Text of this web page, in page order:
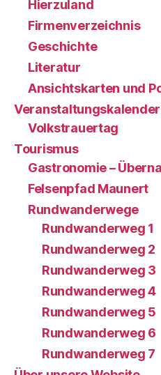
Hierzuland
Firmenverzeichnis
Geschichte
Literatur
Ansichtskarten und
Veranstaltungskalender
Volkstrauertag
Tourismus
Gastronomie –
Felsenpfad Maunert
Rundwanderwege
Rundwanderweg 1
Rundwanderweg 2
Rundwanderweg 3
Rundwanderweg 4
Rundwanderweg 5
Rundwanderweg 6
Rundwanderweg 7